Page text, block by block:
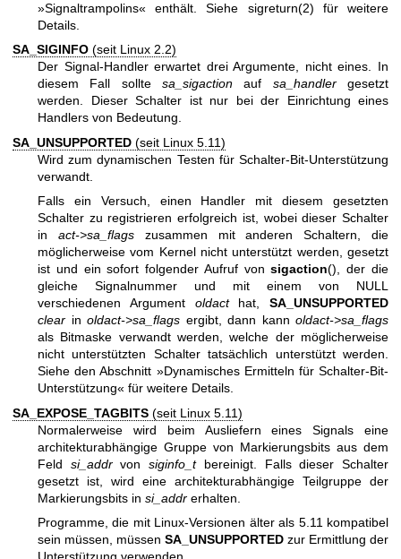
»Signaltrampolins« enthält. Siehe sigreturn(2) für weitere
Details.
SA_SIGINFO (seit Linux 2.2)
Der Signal-Handler erwartet drei Argumente, nicht eines. In
diesem Fall sollte sa_sigaction auf sa_handlergesetzt
werden. Dieser Schalter ist nur bei der Einrichtung eines
Handlers von Bedeutung.
SA_UNSUPPORTED (seit Linux 5.11)
Wird zum dynamischen Testen für Schalter-Bit-Unterstützung
verwandt.
Falls ein Versuch, einen Handler mit diesem gesetzten
Schalter zu registrieren erfolgreich ist, wobei dieser Schalter
in act->sa_flagszusammen mit anderen Schaltern, die
möglicherweise vom Kernel nicht unterstützt werden, gesetzt
ist und ein sofort folgender Aufruf vonsigaction(), der die
gleiche Signalnummer und mit einem von NULL
verschiedenen Argument oldacthat, SA_UNSUPPORTED
clear in oldact->sa_flags ergibt, dann kann oldact->sa_flags
als Bitmaske verwandt werden, welche der möglicherweise
nicht unterstützten Schalter tatsächlich unterstützt werden.
Siehe den Abschnitt »Dynamisches Ermitteln für Schalter-Bit-
Unterstützung« für weitere Details.
SA_EXPOSE_TAGBITS (seit Linux 5.11)
Normalerweise wird beim Ausliefern eines Signals eine
architekturabhängige Gruppe von Markierungsbits aus dem
Feld si_addrvonsiginfo_tbereinigt. Falls dieser Schalter
gesetzt ist, wird eine architekturabhängige Teilgruppe der
Markierungsbits in si_addr erhalten.
Programme, die mit Linux-Versionen älter als 5.11 kompatibel
sein müssen, müssen SA_UNSUPPORTED zur Ermittlung der